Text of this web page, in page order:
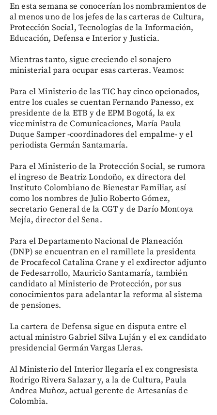
En esta semana se conocerían los nombramientos de
al menos uno de los jefes de las carteras de Cultura,
Protección Social, Tecnologías de la Información,
Educación, Defensa e Interior y Justicia.
Mientras tanto, sigue creciendo el sonajero
ministerial para ocupar esas carteras. Veamos:
Para el Ministerio de las TIC hay cinco opcionados,
entre los cuales se cuentan Fernando Panesso, ex
presidente de la ETB y de EPM Bogotá, la ex
viceministra de Comunicaciones, María Paula
Duque Samper -coordinadores del empalme- y el
periodista Germán Santamaría.
Para el Ministerio de la Protección Social, se rumora
el ingreso de Beatriz Londoño, ex directora del
Instituto Colombiano de Bienestar Familiar, así
como los nombres de Julio Roberto Gómez,
secretario General de la CGT y de Darío Montoya
Mejía, director del Sena.
Para el Departamento Nacional de Planeación
(DNP) se encuentran en el ramillete la presidenta
de Procafecol Catalina Crane y el exdirector adjunto
de Fedesarrollo, Mauricio Santamaría, también
candidato al Ministerio de Protección, por sus
conocimientos para adelantar la reforma al sistema
de pensiones.
La cartera de Defensa sigue en disputa entre el
actual ministro Gabriel Silva Luján y el ex candidato
presidencial Germán Vargas Lleras.
Al Ministerio del Interior llegaría el ex congresista
Rodrigo Rivera Salazar y, a la de Cultura, Paula
Andrea Muñoz, actual gerente de Artesanías de
Colombia.